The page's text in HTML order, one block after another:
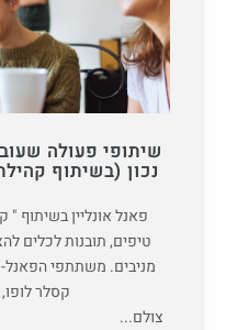
שיתופי פעולה
נכון (בשיתוף
פאנל אונליין בשיתוף
טיפים, תובנות לכלים
מניבים. משתתפי הפאנל-
קסלר
צולם...